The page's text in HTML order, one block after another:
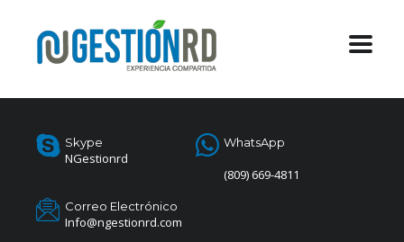
Skype
NGestionrd
WhatsApp
(809) 669-4811
Correo Electrónico
Info@ngestionrd.com